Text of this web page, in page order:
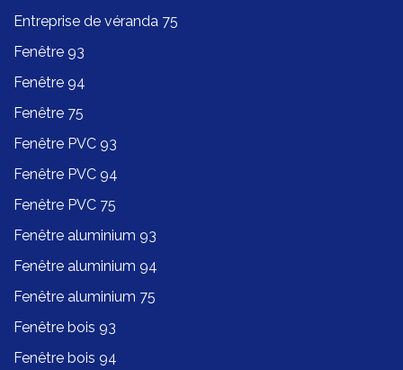
Entreprise de véranda 75
Fenêtre 93
Fenêtre 94
Fenêtre 75
Fenêtre PVC 93
Fenêtre PVC 94
Fenêtre PVC 75
Fenêtre aluminium 93
Fenêtre aluminium 94
Fenêtre aluminium 75
Fenêtre bois 93
Fenêtre bois 94